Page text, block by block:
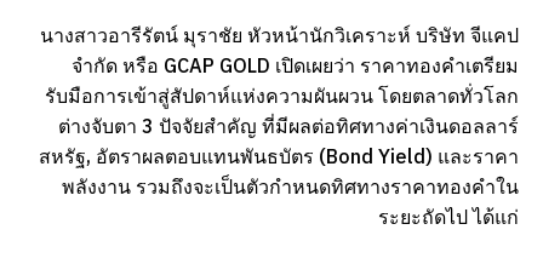
นางสาวอารีรัตน์ มุราชัย หัวหน้านักวิเคราะห์ บริษัท จีแคป
จำกัด หรือ GCAP GOLD เปิดเผยว่า ราคาทองคำเตรียม
รับมือการเข้าสู่สัปดาห์แห่งความผันผวน โดยตลาดทั่วโลก
ต่างจับตา 3 ปัจจัยสำคัญ ที่มีผลต่อทิศทางค่าเงินดอลลาร์
สหรัฐ, อัตราผลตอบแทนพันธบัตร (Bond Yield) และราคา
พลังงาน รวมถึงจะเป็นตัวกำหนดทิศทางราคาทองคำใน
ระยะถัดไป ได้แก่